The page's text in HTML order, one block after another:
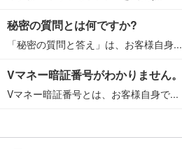
秘密の質問とは何ですか?
「秘密の質問と答え」は、お客様自身...
Vマネー暗証番号がわかりません。
Vマネー暗証番号とは、お客様自身で...